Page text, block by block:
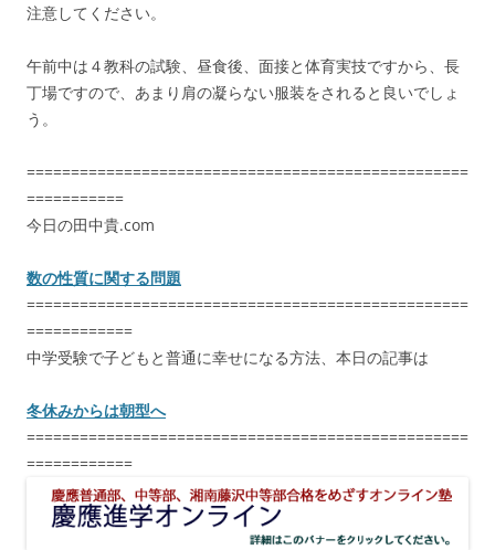
注意してください。
午前中は４教科の試験、昼食後、面接と体育実技ですから、長
丁場ですので、あまり肩の凝らない服装をされると良いでしょ
う。
==================================================
===========
今日の田中貴.com
数の性質に関する問題
==================================================
============
中学受験で子どもと普通に幸せになる方法、本日の記事は
冬休みからは朝型へ
==================================================
============